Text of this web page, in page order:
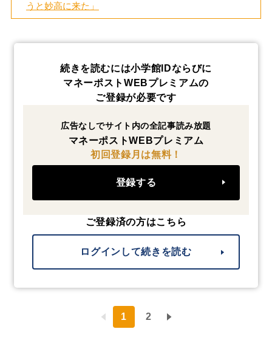
うと妙高に来た」
続きを読むには小学館IDならびに
マネーポストWEBプレミアムの
ご登録が必要です
広告なしでサイト内の全記事読み放題
マネーポストWEBプレミアム
初回登録月は無料！
登録する
ご登録済の方はこちら
ログインして続きを読む
1 2